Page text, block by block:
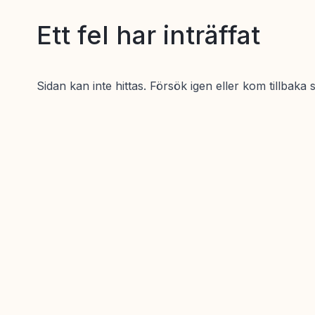
Ett fel har inträffat
Sidan kan inte hittas. Försök igen eller kom tillbaka